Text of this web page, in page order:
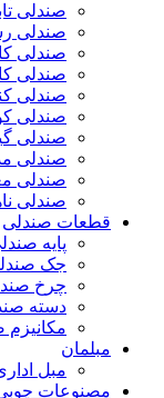
صندلی
صندلی
صندلی
صندلی
صندلی
صندلی
صندلی
صندلی
صندلی
صندلی
قطعات صندلی
پایه
جک
چرخ
دسته
مکانیزم
مبلمان
مبل
مصنوعات